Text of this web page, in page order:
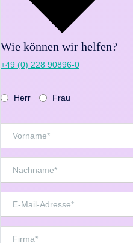
Wie können wir helfen?
+49 (0) 228 90896-0
Herr Frau